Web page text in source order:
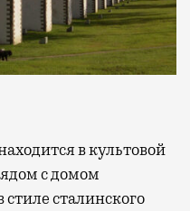
в культовой
с домом
сталинского